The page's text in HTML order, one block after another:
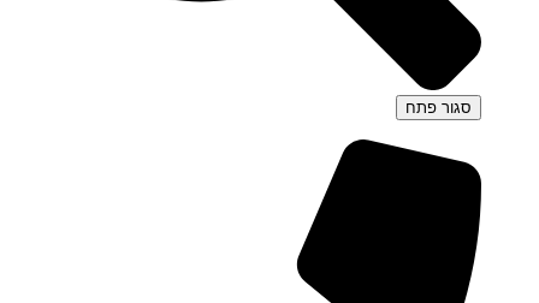
סגורפתח